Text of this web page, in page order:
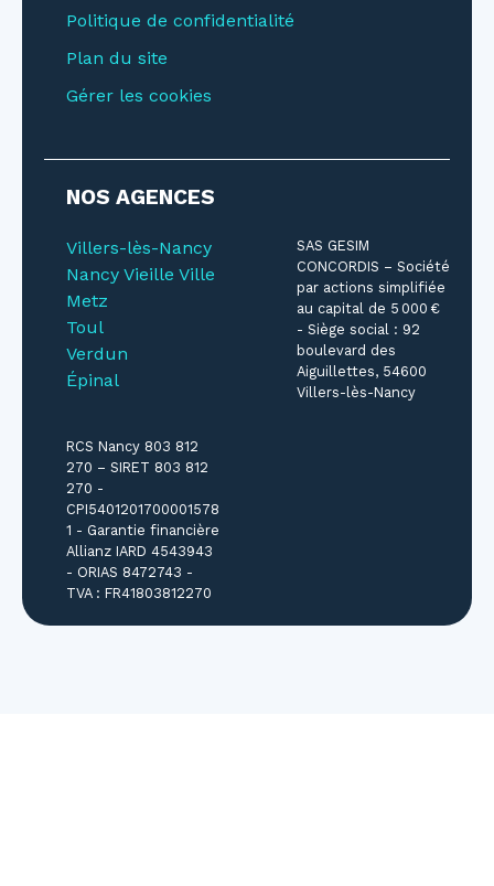
Politique de confidentialité
Plan du site
Gérer les cookies
NOS AGENCES
Villers-lès-Nancy
Nancy Vieille Ville
Metz
Toul
Verdun
Épinal
SAS GESIM
CONCORDIS – Société
par actions simplifiée
au capital de 5 000 €
- Siège social : 92
boulevard des
Aiguillettes, 54600
Villers-lès-Nancy
RCS Nancy 803 812
270 – SIRET 803 812
270 -
CPI5401201700001578
1 - Garantie financière
Allianz IARD 4543943
- ORIAS 8472743 -
TVA : FR41803812270